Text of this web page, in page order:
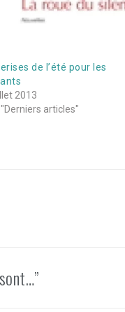
de l’été pour les
2013
"Derniers articles"